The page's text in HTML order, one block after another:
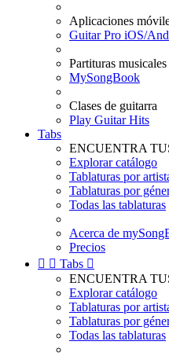
Aplicaciones
Guitar Pro iOS/
Partituras musicales
MySongBook
Clases de guitarra
Play Guitar Hits
Tabs
ENCUENTRA
Explorar catálogo
Tablaturas por
Tablaturas por
Todas las tablaturas
Acerca de
Precios
  Tabs 
ENCUENTRA
Explorar catálogo
Tablaturas por
Tablaturas por
Todas las tablaturas